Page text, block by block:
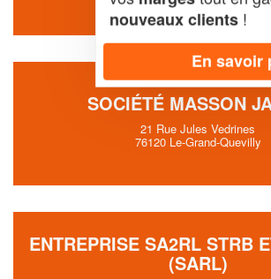
SOCIÉTÉ MASSON
21 Rue Jules Vedrines
76120 Le-Grand-Quevilly
ENTREPRISE SA2RL STRB
(SARL)
nouveaux clients !
En savoir